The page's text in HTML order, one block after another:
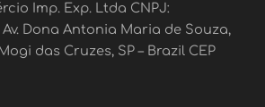
Imp. Exp. Ltda CNPJ:
Av. Dona Antonia Maria de Souza,
das Cruzes, SP – Brazil CEP